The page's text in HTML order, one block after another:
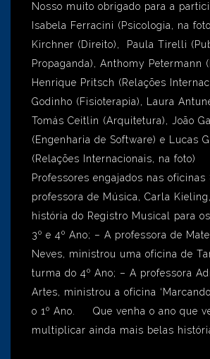
Nosso muito obrigado para a
Isabela Ferracini (Psicologia, na
Kirchner (Direito), Paula Tirelli
Propaganda), Anthomy Petermann
Henrique Pritsch (Relações
Godinho (Fisioterapia), Laura
Tomás Ceitlin (Arquitetura), João
(Engenharia de Software) e Lucas
(Relações Internacionais, na
Professores engajados nas
professora de Música, Carla
história do Registro Musical para
3º e 4º Ano; – A professora de
Neves, ministrou uma oficina de
turma do 4º Ano; – A professora
Artes, ministrou a oficina
o 1º Ano. Que venha o ano que
multiplicar ainda mais belas